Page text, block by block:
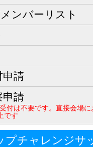
ンバーリスト
申請
申請
付は不要です。直接会場
です
プチャレンジサ